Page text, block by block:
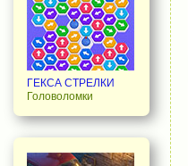
ГЕКСА СТРЕЛКИ
Головоломки